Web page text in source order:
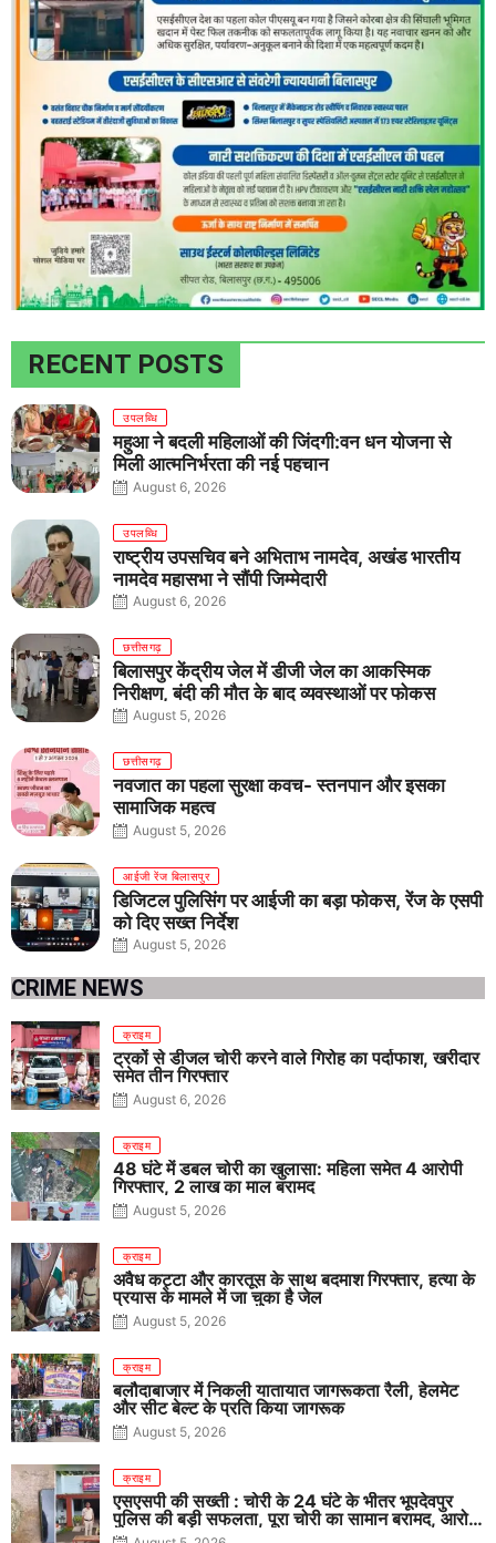
RECENT POSTS
उपलब्धि
महुआ ने बदली महिलाओं की जिंदगी:वन धन योजना से
मिली आत्मनिर्भरता की नई पहचान
August 6, 2026
उपलब्धि
राष्ट्रीय उपसचिव बने अभिताभ नामदेव, अखंड भारतीय
नामदेव महासभा ने सौंपी जिम्मेदारी
August 6, 2026
छत्तीसगढ़
बिलासपुर केंद्रीय जेल में डीजी जेल का आकस्मिक
निरीक्षण, बंदी की मौत के बाद व्यवस्थाओं पर फोकस
August 5, 2026
छत्तीसगढ़
नवजात का पहला सुरक्षा कवच- स्तनपान और इसका
सामाजिक महत्व
August 5, 2026
आईजी रेंज बिलासपुर
डिजिटल पुलिसिंग पर आईजी का बड़ा फोकस, रेंज के एसपी
को दिए सख्त निर्देश
August 5, 2026
CRIME NEWS
क्राइम
ट्रकों से डीजल चोरी करने वाले गिरोह का पर्दाफाश, खरीदार
समेत तीन गिरफ्तार
August 6, 2026
क्राइम
48 घंटे में डबल चोरी का खुलासा: महिला समेत 4 आरोपी
गिरफ्तार, 2 लाख का माल बरामद
August 5, 2026
क्राइम
अवैध कट्टा और कारतूस के साथ बदमाश गिरफ्तार, हत्या के
प्रयास के मामले में जा चुका है जेल
August 5, 2026
क्राइम
बलौदाबाजार में निकली यातायात जागरूकता रैली, हेलमेट
और सीट बेल्ट के प्रति किया जागरूक
August 5, 2026
क्राइम
एसएसपी की सख्ती : चोरी के 24 घंटे के भीतर भूपदेवपुर
पुलिस की बड़ी सफलता, पूरा चोरी का सामान बरामद, आरोपी
गिरफ्तार